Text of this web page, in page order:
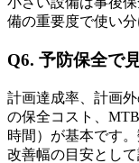
備の重要度で使い分
Q6. 予防保全で
計画達成率、計画
の保全コスト、
時間）が基本です
改善幅の目安として